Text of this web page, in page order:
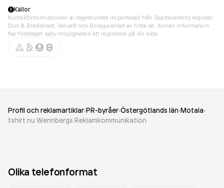
Källor
Kontaktinformationen är regelbundet importerad från Skatteverkets register,
Dun & Bradstreet, Value8 och Bolagsverket av hitta.se. Annan information
har företaget själv möjligheten att registrera på sin sida.
Profil och reklamartiklar PR-byråer Östergötlands län Motala
tshirt.nu Wennbergs Reklamkommunikation
Olika telefonformat